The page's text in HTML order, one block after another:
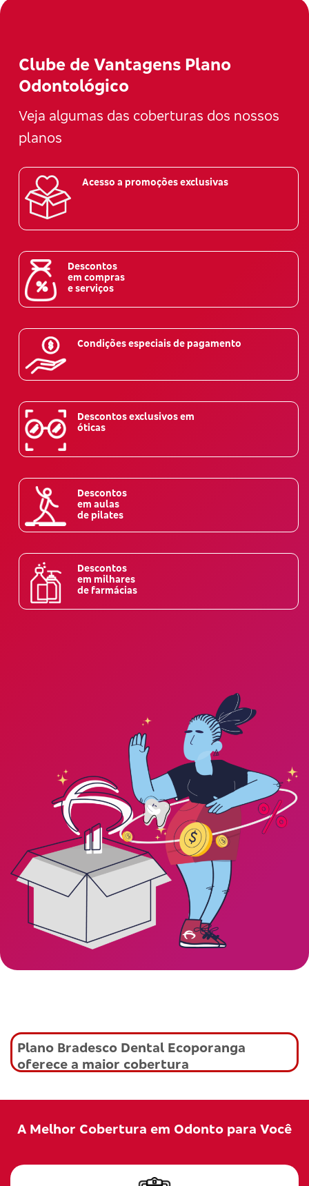
Clube de Vantagens Plano
Odontológico
Veja algumas das coberturas dos nossos
planos
Acesso a promoções exclusivas
Descontos
em compras
e serviços
Condições especiais de pagamento
Descontos exclusivos em
óticas
Descontos
em aulas
de pilates
Descontos
em milhares
de farmácias
Plano Bradesco Dental Ecoporanga
oferece a maior cobertura
A Melhor Cobertura em Odonto para Você